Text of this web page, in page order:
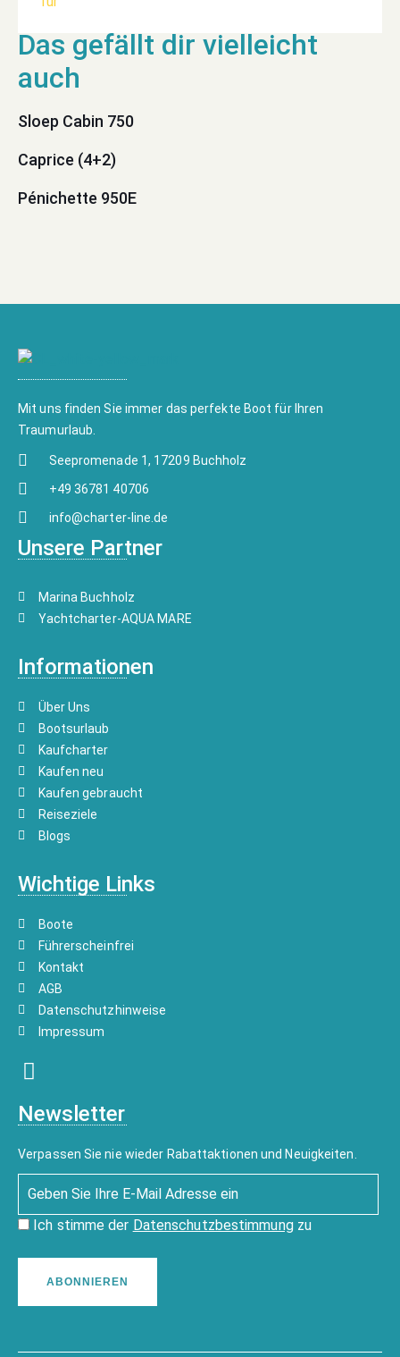
Sloep Cabin 750
Caprice (4+2)
Pénichette 950E
Mit uns finden Sie immer das perfekte Boot für Ihren
Traumurlaub.
Seepromenade 1, 17209 Buchholz
+49 36781 40706
info@charter-line.de
Unsere Partner
Marina Buchholz
Yachtcharter-AQUA MARE
Informationen
Über Uns
Bootsurlaub
Kaufcharter
Kaufen neu
Kaufen gebraucht
Reiseziele
Blogs
Wichtige Links
Boote
Führerscheinfrei
Kontakt
AGB
Datenschutzhinweise
Impressum
Newsletter
Verpassen Sie nie wieder Rabattaktionen und Neuigkeiten.
Ich stimme der Datenschutzbestimmungzu
ABONNIEREN